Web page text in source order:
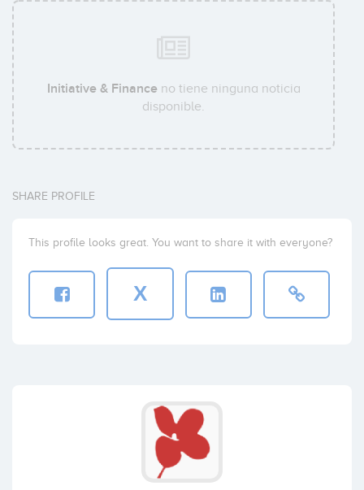
Philippe Dilasser
Initiative & Financeno tiene ninguna noticia
disponible.
SHARE PROFILE
This profile looks great. You want to share it with everyone?
X